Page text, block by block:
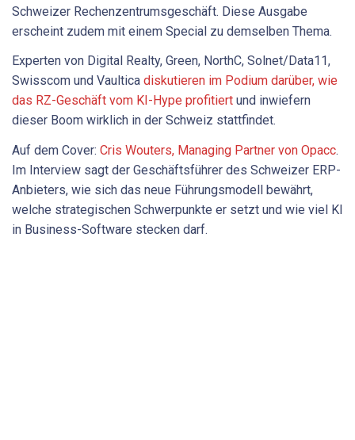
Schweizer Rechenzentrumsgeschäft. Diese Ausgabe
erscheint zudem mit einem Special zu demselben Thema.
Experten von Digital Realty, Green, NorthC, Solnet/Data11,
Swisscom und Vaultica diskutieren im Podium darüber, wie
das RZ-Geschäft vom KI-Hype profitiert und inwiefern
dieser Boom wirklich in der Schweiz stattfindet.
Auf dem Cover: Cris Wouters, Managing Partner von Opacc.
Im Interview sagt der Geschäftsführer des Schweizer ERP-
Anbieters, wie sich das neue Führungsmodell bewährt,
welche strategischen Schwerpunkte er setzt und wie viel KI
in Business-Software stecken darf.